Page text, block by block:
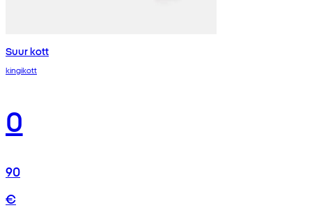
Suur kott
kingikott
0
90
€